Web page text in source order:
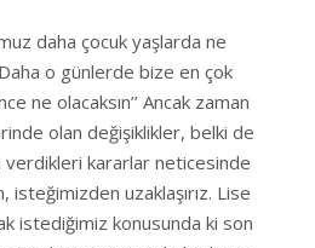
daha çocuk yaşlarda ne
o günlerde bize en çok
ne olacaksın’’ Ancak zaman
olan değişiklikler, belki de
verdikleri kararlar neticesinde
uzaklaşırız. Lise
istediğimiz konusunda ki son